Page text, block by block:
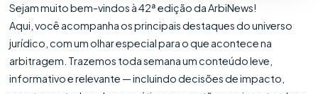
Sejam muito bem-vindos à 42ª edição da ArbiNews!
Aqui, você acompanha os principais destaques do universo
jurídico, com um olhar especial para o que acontece na
arbitragem. Trazemos toda semana um conteúdo leve,
informativo e relevante — incluindo decisões de impacto,